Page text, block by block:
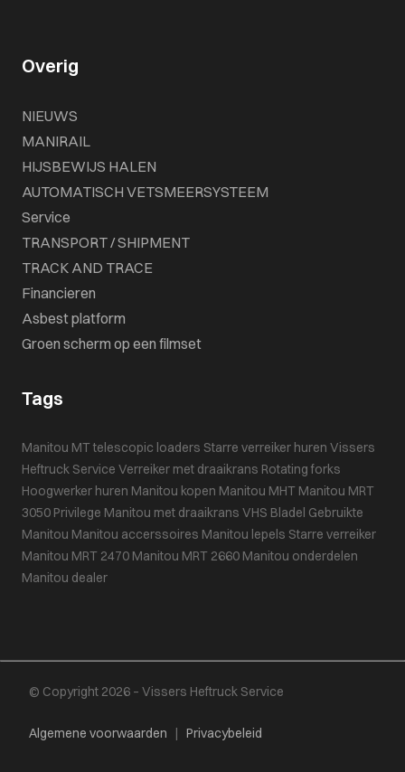
Overig
NIEUWS
MANIRAIL
HIJSBEWIJS HALEN
AUTOMATISCH VETSMEERSYSTEEM
Service
TRANSPORT / SHIPMENT
TRACK AND TRACE
Financieren
Asbest platform
Groen scherm op een filmset
Tags
Manitou MTtelescopic loaders Starre verreiker huren Vissers
Heftruck Service Verreiker met draaikrans Rotating forks
Hoogwerker huren Manitou kopen Manitou MHT Manitou MRT
3050 Privilege Manitou met draaikrans VHS Bladel Gebruikte
Manitou Manitou accerssoires Manitou lepels Starre verreiker
Manitou MRT 2470 Manitou MRT 2660 Manitou onderdelen
Manitou dealer
© Copyright 2026 – Vissers Heftruck Service
Algemene voorwaarden | Privacybeleid